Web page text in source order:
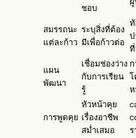
ชอบ
สมรรถนะ
แต่ละก้าว
ระบุสิ่งที่ต้อง
มีเพื่อก้าวต่อ
ที่
แผน
พัฒนา
เชื่อมช่องว่าง
กับการเรียน
รู้
โ
การพูดคุย
หัวหน้าคุย
เรื่องอาชีพ
สม่ำเสมอ